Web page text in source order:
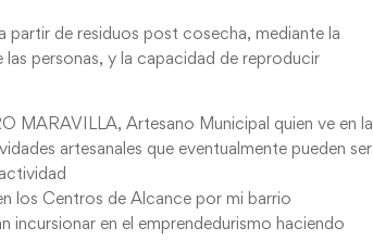
partir de residuos post cosecha, mediante la
personas, y la capacidad de reproducir
MARAVILLA, Artesano Municipal quien ve en la
artesanales que eventualmente pueden ser
los Centros de Alcance por mi barrio
incursionar en el emprendedurismo haciendo